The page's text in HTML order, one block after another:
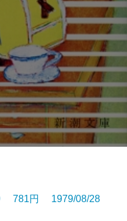
781円 1979/08/28